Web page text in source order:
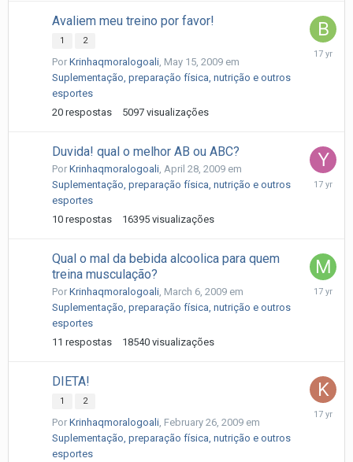
Avaliem meu treino por favor!
1 2
Por Krinhaqmoralogoali May 15, 2009 em
Suplementação, preparação física, nutrição e outros
esportes
20 respostas 5097 visualizações
May
Duvida! qual o melhor AB ou ABC?
Por Krinhaqmoralogoali April 28, 2009 em
Suplementação, preparação física, nutrição e outros
esportes
10 respostas 16395 visualizações
April
Qual o mal da bebida alcoolica para quem
treina musculação?
Por Krinhaqmoralogoali March 6, 2009 em
Suplementação, preparação física, nutrição e outros
esportes
11 respostas 18540 visualizações
March
DIETA!
1 2
Por Krinhaqmoralogoali February 26, 2009 em
Suplementação, preparação física, nutrição e outros
esportes
March